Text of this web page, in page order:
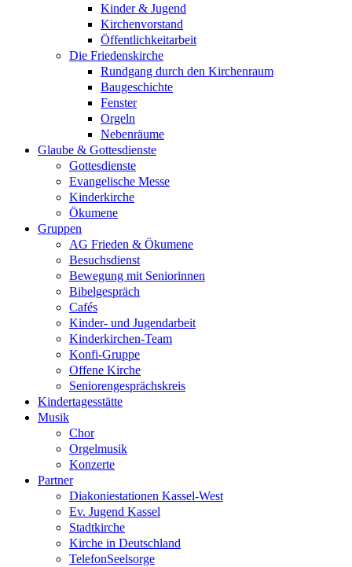
Kinder & Jugend
Kirchenvorstand
Öffentlichkeitarbeit
Die Friedenskirche
Rundgang durch den Kirchenraum
Baugeschichte
Fenster
Orgeln
Nebenräume
Glaube & Gottesdienste
Gottesdienste
Evangelische Messe
Kinderkirche
Ökumene
Gruppen
AG Frieden & Ökumene
Besuchsdienst
Bewegung mit Seniorinnen
Bibelgespräch
Cafés
Kinder- und Jugendarbeit
Kinderkirchen-Team
Konfi-Gruppe
Offene Kirche
Seniorengesprächskreis
Kindertagesstätte
Musik
Chor
Orgelmusik
Konzerte
Partner
Diakoniestationen Kassel-West
Ev. Jugend Kassel
Stadtkirche
Kirche in Deutschland
TelefonSeelsorge